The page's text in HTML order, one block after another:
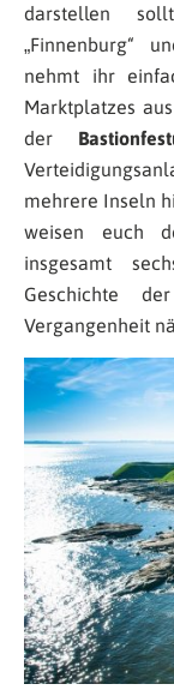
darstellen
„Finnenburg“
nehmt ihr
Marktplatzes
der
mehrere Inseln
weisen euch
insgesamt
Geschichte
Vergangenheit